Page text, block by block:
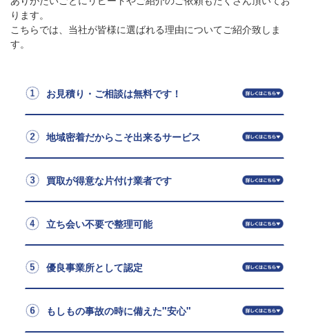
ります。
こちらでは、当社が皆様に選ばれる理由についてご紹介致しま
す。
お見積り・ご相談は無料です！
地域密着だからこそ出来るサービス
買取が得意な片付け業者です
立ち会い不要で整理可能
優良事業所として認定
もしもの事故の時に備えた"安心"